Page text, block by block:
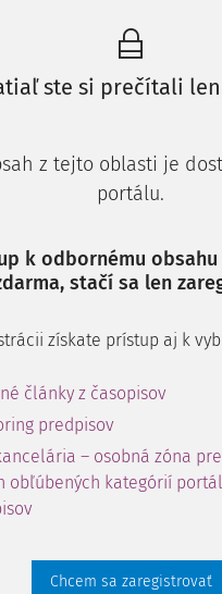
ste si prečítali
z tejto oblasti je
portálu.
k odbornému
stačí sa len
získate prístup aj k
články z časopisov
predpisov
– osobná zóna
obľúbených kategórií
Chcem sa zaregistrovať